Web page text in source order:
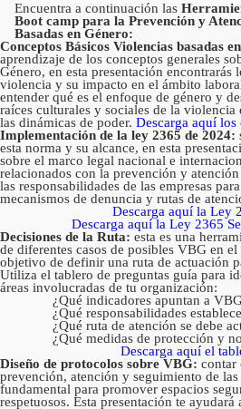
Encuentra a continuación las
Boot camp para la Prevención y
Basadas en Género:
Conceptos Básicos Violencias basadas
aprendizaje de los conceptos generales
Género, en esta presentación encontrarás
violencia y su impacto en el ámbito
entender qué es el enfoque de género y
raíces culturales y sociales de la
las dinámicas de poder. Descarga aquí los
Implementación de la ley 2365 de 2024:
esta norma y su alcance, en esta
sobre el marco legal nacional e
relacionados con la prevención y
las responsabilidades de las empresas
mecanismos de denuncia y rutas de
Descarga aquí la Ley
Descarga aquí la Ley 2365
Decisiones de la Ruta: esta es una
de diferentes casos de posibles VBG en
objetivo de definir una ruta de actuación
Utiliza el tablero de preguntas guía para
áreas involucradas de tu organización:
¿Qué indicadores apuntan a
¿Qué responsabilidades
¿Qué ruta de atención se debe
¿Qué medidas de protección y
Descarga aquí el
Diseño de protocolos sobre VBG: contar
prevención, atención y seguimiento de las
fundamental para promover espacios
respetuosos. Esta presentación te ayudará